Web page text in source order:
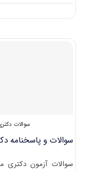
سوالات دکتری
سوالات و پاسخنامه